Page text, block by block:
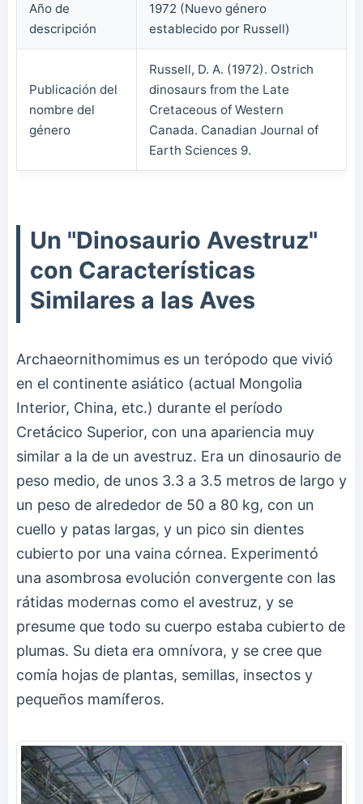
Año de
descripción
1972 (Nuevo género
establecido por Russell)
Publicación del
nombre del
género
Russell, D. A. (1972). Ostrich
dinosaurs from the Late
Cretaceous of Western
Canada. Canadian Journal of
Earth Sciences 9.
Un "Dinosaurio Avestruz"
con Características
Similares a las Aves
Archaeornithomimus es un terópodo que vivió
en el continente asiático (actual Mongolia
Interior, China, etc.) durante el período
Cretácico Superior, con una apariencia muy
similar a la de un avestruz. Era un dinosaurio de
peso medio, de unos 3.3 a 3.5 metros de largo y
un peso de alrededor de 50 a 80 kg, con un
cuello y patas largas, y un pico sin dientes
cubierto por una vaina córnea. Experimentó
una asombrosa evolución convergente con las
rátidas modernas como el avestruz, y se
presume que todo su cuerpo estaba cubierto de
plumas. Su dieta era omnívora, y se cree que
comía hojas de plantas, semillas, insectos y
pequeños mamíferos.